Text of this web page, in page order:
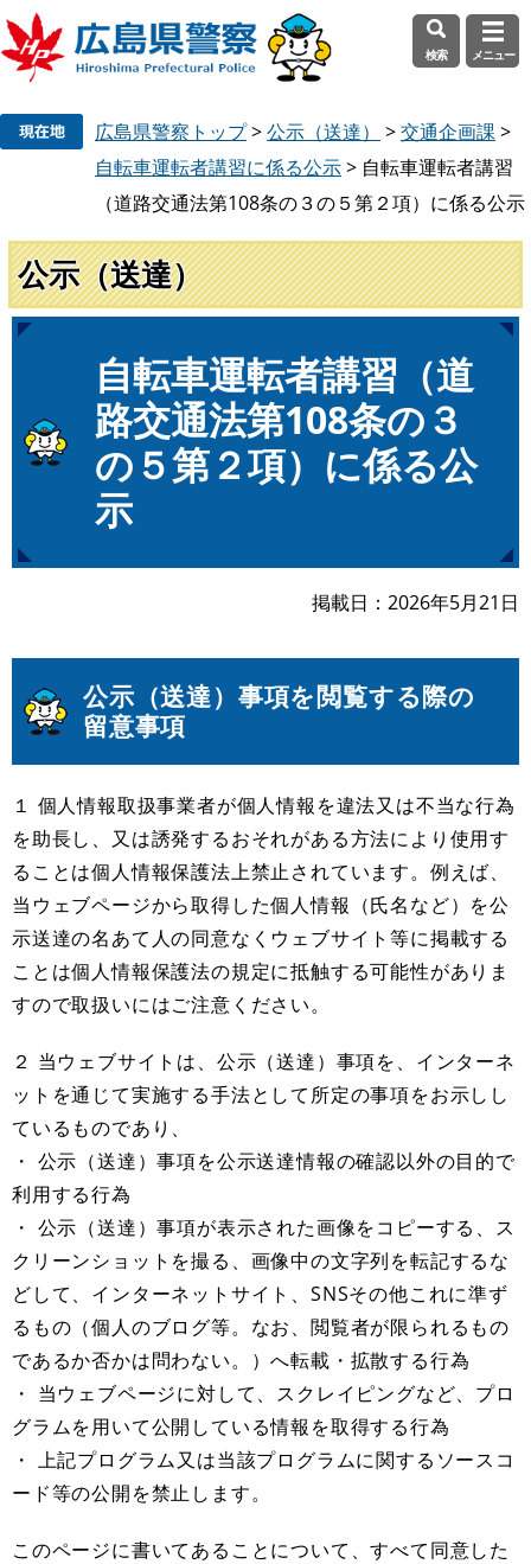
頭
で
す
。
飛
ば
し
て
検索 メニュー
広島県警察トップ>公示（送達） >交通企画課>
自転車運転者講習に係る公示> 自転車運転者講習
（道路交通法第108条の３の５第２項）に係る公示
公示（送達）
自転車運転者講習（道
路交通法第108条の３
の５第２項）に係る公
示
掲載日 2026年5月21日
公示（送達）事項を閲覧する際の
留意事項
１ 個人情報取扱事業者が個人情報を違法又は不当な行為
を助長し、又は誘発するおそれがある方法により使用す
ることは個人情報保護法上禁止されています。例えば、
当ウェブページから取得した個人情報（氏名など）を公
示送達の名あて人の同意なくウェブサイト等に掲載する
ことは個人情報保護法の規定に抵触する可能性がありま
すので取扱いにはご注意ください。
２ 当ウェブサイトは、公示（送達）事項を、インターネ
ットを通じて実施する手法として所定の事項をお示しし
ているものであり、
・ 公示（送達）事項を公示送達情報の確認以外の目的で
利用する行為
・ 公示（送達）事項が表示された画像をコピーする、ス
クリーンショットを撮る、画像中の文字列を転記するな
どして、インターネットサイト、SNSその他これに準ず
るもの（個人のブログ等。なお、閲覧者が限られるもの
であるか否かは問わない。）へ転載・拡散する行為
・ 当ウェブページに対して、スクレイピングなど、プロ
グラムを用いて公開している情報を取得する行為
・ 上記プログラム又は当該プログラムに関するソースコ
ード等の公開を禁止します。
このページに書いてあることについて、すべて同意した